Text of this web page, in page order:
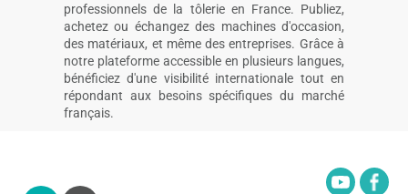
professionnels de la tôlerie en France. Publiez,
achetez ou échangez des machines d'occasion,
des matériaux, et même des entreprises. Grâce à
notre plateforme accessible en plusieurs langues,
bénéficiez d'une visibilité internationale tout en
répondant aux besoins spécifiques du marché
français.